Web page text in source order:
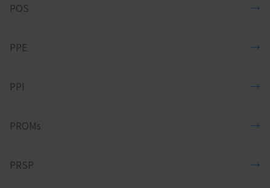
POS →
PPE →
PPI →
PROMs →
PRSP →